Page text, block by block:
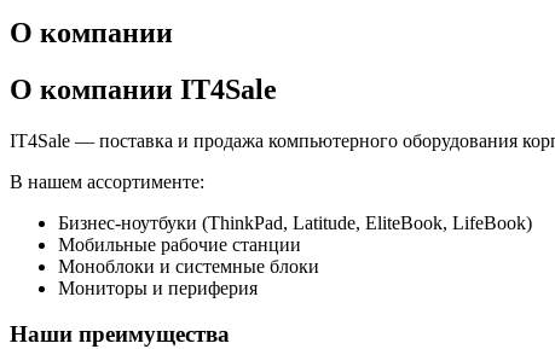
О компании
О компании IT4Sale
IT4Sale — поставка и продажа компьютерного оборудования
В нашем ассортименте:
Бизнес-ноутбуки (ThinkPad, Latitude, EliteBook, LifeBook)
Мобильные рабочие станции
Моноблоки и системные блоки
Мониторы и периферия
Наши преимущества